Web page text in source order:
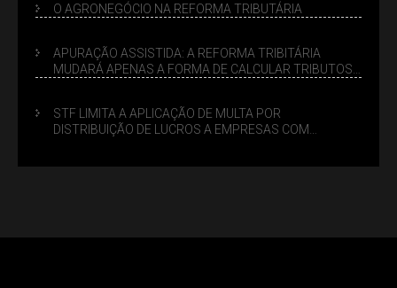
O AGRONEGÓCIO NA REFORMA TRIBUTÁRIA
APURAÇÃO ASSISTIDA: A REFORMA TRIBITÁRIA
MUDARÁ APENAS A FORMA DE CALCULAR TRIBUTOS
STF LIMITA A APLICAÇÃO DE MULTA POR
DISTRIBUIÇÃO DE LUCROS A EMPRESAS COM